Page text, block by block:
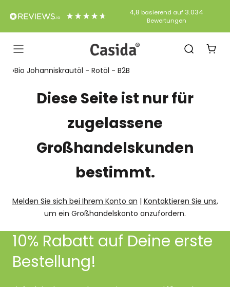
zum
Inhalt
4,8 basierend auf 3.034
Bewertungen
Navigation Casida
›Bio Johanniskrautöl - Rotöl - B2B
Diese Seite ist nur für
zugelassene
Großhandelskunden
bestimmt.
Melden Sie sich bei Ihrem Konto an | Kontaktieren Sie uns,
um ein Großhandelskonto anzufordern.
10% Rabatt auf Deine erste
Bestellung!